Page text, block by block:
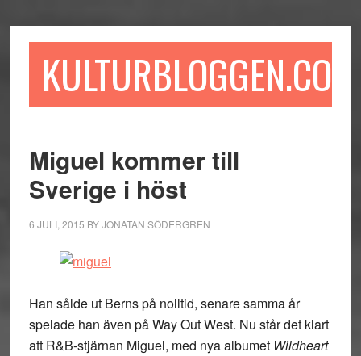
till
till
sidofältet
till
KULTURBLOGGEN.COM
Miguel kommer till
Sverige i höst
6 JULI, 2015 BYJONATAN SÖDERGREN
Han sålde ut Berns på nolltid, senare samma år
spelade han även på Way Out West. Nu står det klart
att R&B-stjärnan Miguel, med nya albumet Wildheart